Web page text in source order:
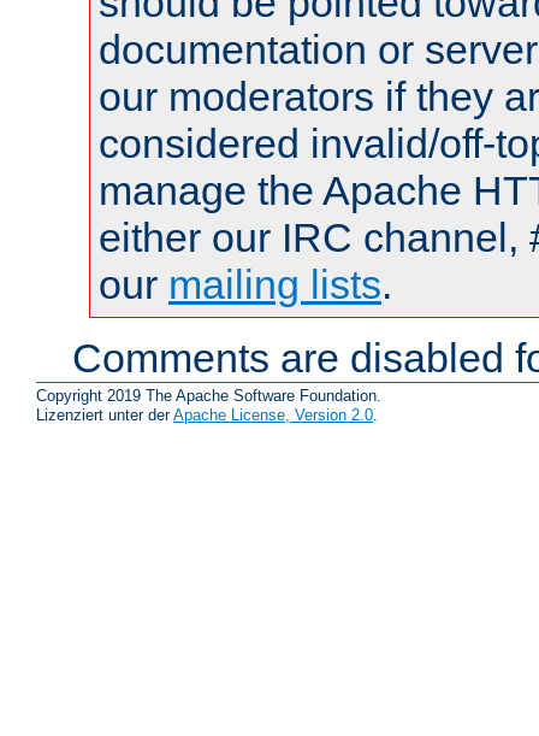
documentation or
our moderators if they
considered invalid/off-
manage the Apache
either our IRC channel,
our mailing lists.
Comments are disabled
Copyright 2019 The Apache Software Foundation.
Lizenziert unter derApache License, Version 2.0